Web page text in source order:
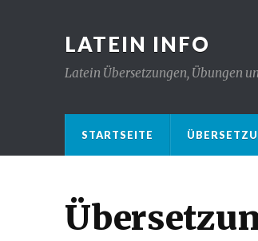
LATEIN INFO
Latein Übersetzungen, Übungen
STARTSEITE